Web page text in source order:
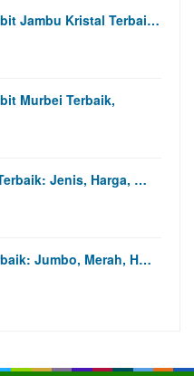
Jambu Kristal Terbai…
Murbei Terbaik,
Jenis, Harga, …
Jumbo, Merah, H…